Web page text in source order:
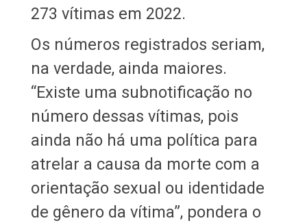
273 vítimas em 2022.
Os números registrados seriam,
na verdade, ainda maiores.
“Existe uma subnotificação no
número dessas vítimas, pois
ainda não há uma política para
atrelar a causa da morte com a
orientação sexual ou identidade
de gênero da vítima”, pondera o